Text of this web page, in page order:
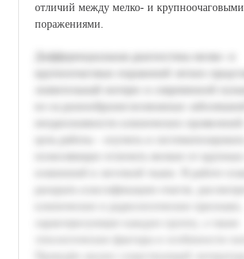
отличий между мелко- и крупноочаговыми
поражениями.